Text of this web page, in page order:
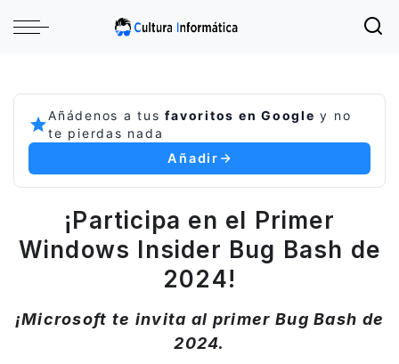
Añádenos a tusfavoritos en Google y no
te pierdas nada
Añadir
¡Participa en el Primer
Windows Insider Bug Bash de
2024!
¡Microsoft te invita al primer Bug Bash de
2024.